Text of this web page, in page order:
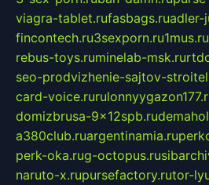
viagra-tablet.rufasbags.ruadler-
fincontech.ru3sexporn.ru1mus.ru
rebus-toys.ruminelab-msk.ru
seo-prodvizhenie-sajtov-
card-voice.ru
domizbrusa-9x12spb.ru
a380club.ruargentinamia.ru
perk-oka.rug-octopus.ru
naruto-x.rupursefactory.rutor-